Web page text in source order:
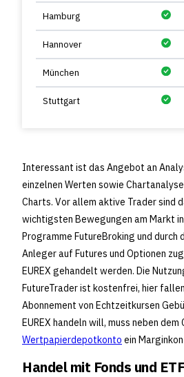
Hamburg
Hannover
München
Stuttgart
Interessant ist das Angebot an
einzelnen Werten sowie
Charts. Vor allem aktive Trader sind
wichtigsten Bewegungen am Markt
Programme FutureBroking und durch
Anleger auf Futures und Optionen
EUREX gehandelt werden. Die
FutureTrader ist kostenfrei, hier
Abonnement von Echtzeitkursen
EUREX handeln will, muss neben dem
Wertpapierdepotkonto ein
Handel mit Fonds und